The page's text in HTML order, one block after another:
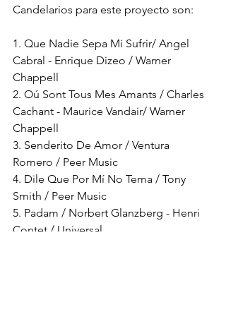
Candelarios para este proyecto son:
1. Que Nadie Sepa Mi Sufrir/ Angel
Cabral - Enrique Dizeo / Warner
Chappell
2. Oú Sont Tous Mes Amants / Charles
Cachant - Maurice Vandair/ Warner
Chappell
3. Senderito De Amor / Ventura
Romero / Peer Music
4. Dile Que Por Mí No Tema / Tony
Smith / Peer Music
5. Padam / Norbert Glanzberg - Henri
Contet / Universal